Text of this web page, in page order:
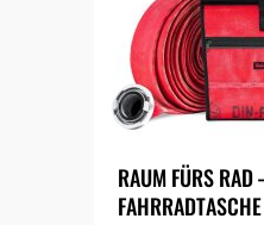
RAUM FÜRS RAD